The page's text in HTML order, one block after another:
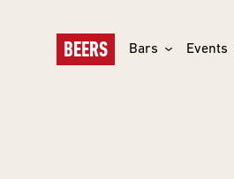
BEERS Bars Events